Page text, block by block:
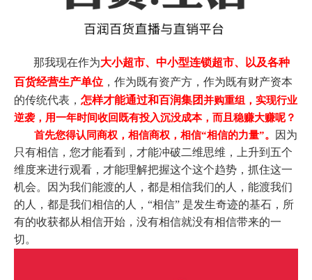
那我现在作为大小超市、中小型连锁超市、以及各种
百货经营生产单位 ，作为既有资产方， 作为既有财产资本
的传统代表， 怎样才能通过和百润集团并购重组，实现行业
逆袭，用一年时间收回既有投入沉没成本，而且稳赚大赚呢？
首先您得认同商权，相信商权，相信“相信的力量”。
因为
只有相信，您才能看到，才能冲破二维思维，上升到五个
维度来进行观看，才能理解把握这个这个趋势，抓住这一
机会。因为我们能渡的人，都是相信我们的人，能渡我们
的人，都是我们相信的人，“相信” 是发生奇迹的基石，所
有的收获都从相信开始，没有相信就没有相信带来的一
切。